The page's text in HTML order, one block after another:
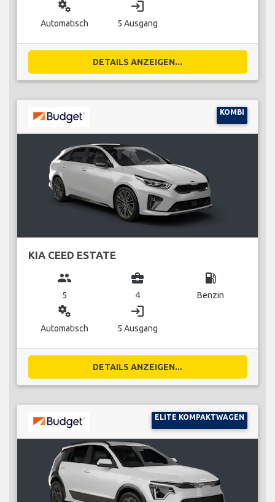
miscellaneous_services
Automatisch
login
5 Ausgang
DETAILS ANZEIGEN...
KOMBI
KIA CEED ESTATE
group
5
business_center
4
local_gas_station
Benzin
miscellaneous_services
Automatisch
login
5 Ausgang
DETAILS ANZEIGEN...
ELITE KOMPAKTWAGEN